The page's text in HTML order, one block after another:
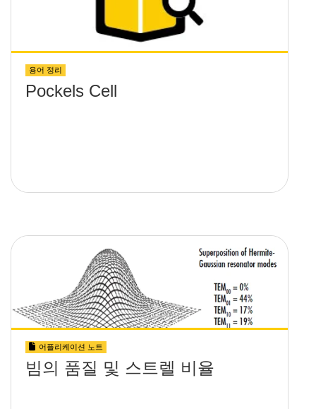
용어 정리
Pockels Cell
어플리케이션 노트
빔의 품질 및 스트렐 비율